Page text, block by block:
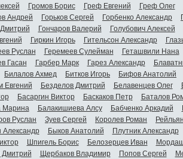
Громов Борис Греф Евгений Греф Олег
Андрей
Горьков Сергей Горбенко Александр
Гончаров Валерий Голубович Алексей
Гиркин Игорь Гительсон Александр
Руслан
Геремеев Сулейман Геташвили Нана
Гасан
Гарбер Марк Гарез Александр
Билалов Ахмед Битков Игорь Бифов Анатолий
Евгений
Безделов Дмитрий Белавенцев Олег
Басаргин Виктор Баскаков Петр Баталов
Марина
Балакишиева Алсу Бабченко Аркадий
Руслан
Зуев Сергей Королев Роман
Александр
Быков Анатолий Плутник Александр
Шпигель Борис Белозерцев Иван
Дмитрий
Щербаков Владимир Попов Сергей